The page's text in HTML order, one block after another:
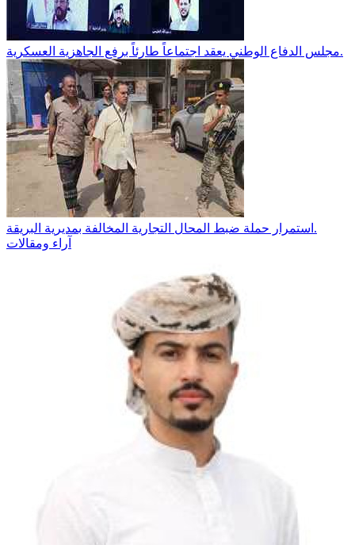
مجلس الدفاع الوطني يعقد اجتماعاً طارئاً برفع الجاهزية العسكرية.
استمرار حملة ضبط المحال التجارية المخالفة بمديرية البريقة.
آراء ومقالات